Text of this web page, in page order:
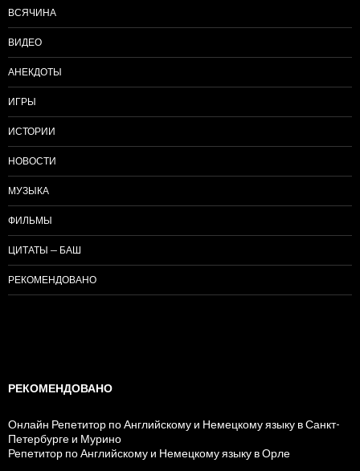
ВСЯЧИНА
ВИДЕО
АНЕКДОТЫ
ИГРЫ
ИСТОРИИ
НОВОСТИ
МУЗЫКА
ФИЛЬМЫ
ЦИТАТЫ — БАШ
РЕКОМЕНДОВАНО
РЕКОМЕНДОВАНО
Онлайн Репетитор по Английскому и Немецкому языку в Санкт-
Петербурге и Мурино
Репетитор по Английскому и Немецкому языку в Орле